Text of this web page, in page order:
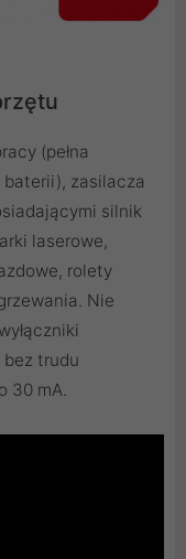
(pełna
zasilacza
silnik
laserowe,
rolety
Nie
trudu
30 mA.